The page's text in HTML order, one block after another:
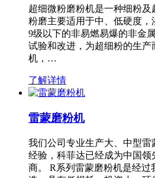
超细微粉磨粉机是一种细粉
粉磨主要适用于中、低硬度，
9级以下的非易燃易爆的非金
试验和改进，为超细粉的生
机，…
了解详情
雷蒙磨粉机
我们公司专业生产大、中型雷
经验，科菲达已经成为中国
商。 R系列雷蒙磨粉机是经过